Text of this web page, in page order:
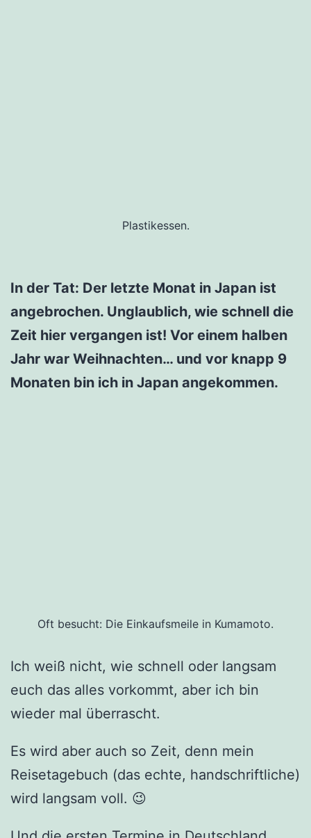
Plastikessen.
In der Tat: Der letzte Monat in Japan ist
angebrochen. Unglaublich, wie schnell die
Zeit hier vergangen ist! Vor einem halben
Jahr war Weihnachten… und vor knapp 9
Monaten bin ich in Japan angekommen.
Oft besucht: Die Einkaufsmeile in Kumamoto.
Ich weiß nicht, wie schnell oder langsam
euch das alles vorkommt, aber ich bin
wieder mal überrascht.
Es wird aber auch so Zeit, denn mein
Reisetagebuch (das echte, handschriftliche)
wird langsam voll. 😉